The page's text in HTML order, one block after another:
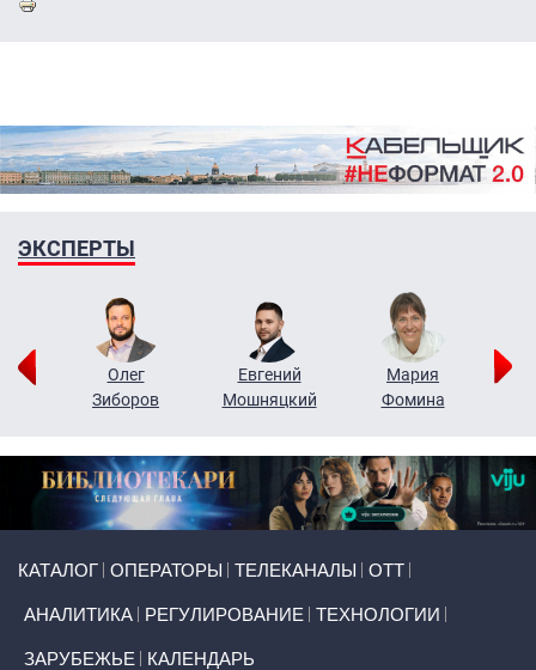
ЭКСПЕРТЫ
Олег
Зиборов
Евгений
Мошняцкий
Мария
Фомина
КАТАЛОГ ОПЕРАТОРЫ ТЕЛЕКАНАЛЫ ОТТ
АНАЛИТИКА РЕГУЛИРОВАНИЕ ТЕХНОЛОГИИ
ЗАРУБЕЖЬЕ КАЛЕНДАРЬ